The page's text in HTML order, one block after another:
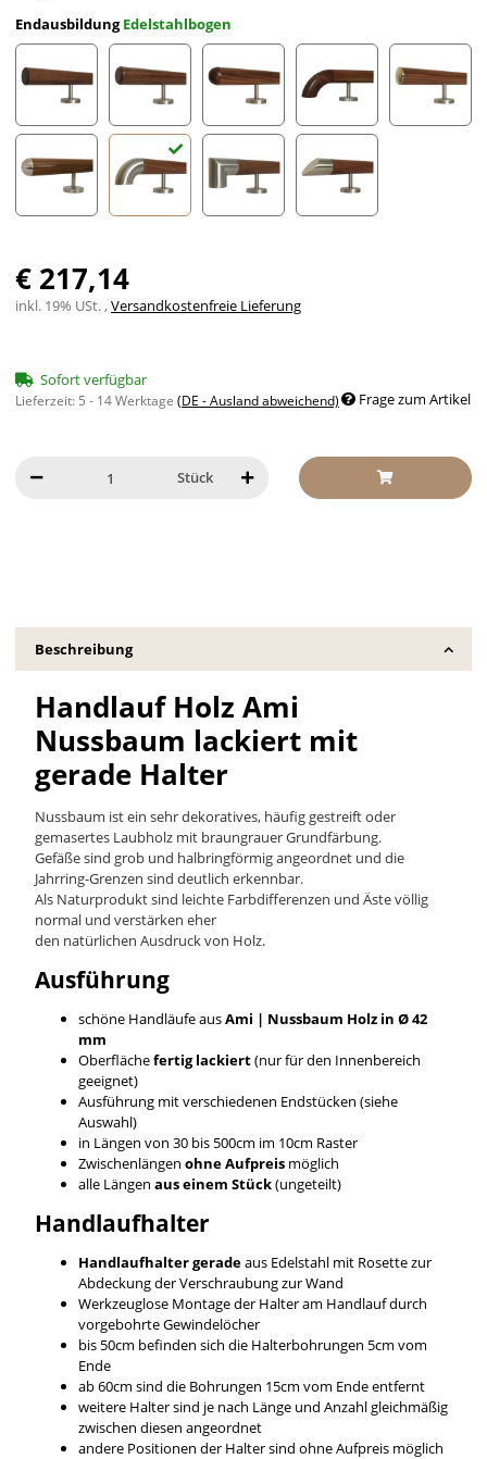
EndausbildungEdelstahlbogen
gefast Radius gefrästHalbkugel gefrästHolzkrümmling
€ 217,14
inkl. 19% USt. ,Versandkostenfreie Lieferung
Sofort verfügbar
Lieferzeit: 5 - 14 Werktage (DE - Ausland abweichend) Frage zum Artikel
Stück
Beschreibung
Handlauf Holz Ami
Nussbaum lackiert mit
gerade Halter
Nussbaum ist ein sehr dekoratives, häufig gestreift oder
gemasertes Laubholz mit braungrauer Grundfärbung.
Gefäße sind grob und halbringförmig angeordnet und die
Jahrring-Grenzen sind deutlich erkennbar.
Als Naturprodukt sind leichte Farbdifferenzen und Äste völlig
normal und verstärken eher
den natürlichen Ausdruck von Holz.
Ausführung
schöne Handläufe ausAmi | Nussbaum Holz in Ø 42
mm
Oberflächefertig lackiert(nur für den Innenbereich
geeignet)
Ausführung mit verschiedenen Endstücken (siehe
Auswahl)
in Längen von 30 bis 500cm im 10cm Raster
Zwischenlängen ohne Aufpreis möglich
alle Längen aus einem Stück(ungeteilt)
Handlaufhalter
Handlaufhalter geradeaus Edelstahl mit Rosette zur
Abdeckung der Verschraubung zur Wand
Werkzeuglose Montage der Halter am Handlauf durch
vorgebohrte Gewindelöcher
bis 50cm befinden sich die Halterbohrungen 5cm vom
Ende
ab 60cm sind die Bohrungen 15cm vom Ende entfernt
weitere Halter sind je nach Länge und Anzahl gleichmäßig
zwischen diesen angeordnet
andere Positionen der Halter sind ohne Aufpreis möglich